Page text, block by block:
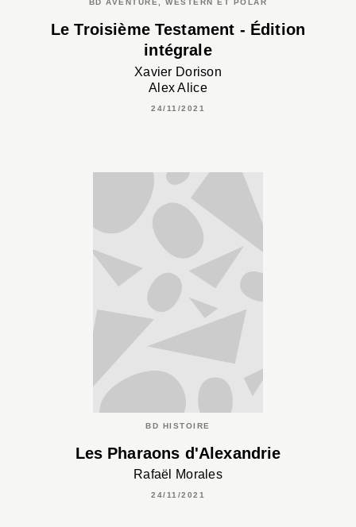
BD AVENTURE, WESTERN ET POLAR
Le Troisième Testament - Édition
intégrale
Xavier Dorison
Alex Alice
24/11/2021
BD HISTOIRE
Les Pharaons d'Alexandrie
Rafaël Morales
24/11/2021